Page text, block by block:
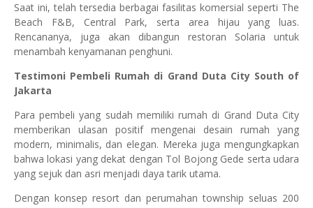
Saat ini, telah tersedia berbagai fasilitas komersial seperti The
Beach F&B, Central Park, serta area hijau yang luas.
Rencananya, juga akan dibangun restoran Solaria untuk
menambah kenyamanan penghuni.
Testimoni Pembeli Rumah di Grand Duta City South of
Jakarta
Para pembeli yang sudah memiliki rumah di Grand Duta City
memberikan ulasan positif mengenai desain rumah yang
modern, minimalis, dan elegan. Mereka juga mengungkapkan
bahwa lokasi yang dekat dengan Tol Bojong Gede serta udara
yang sejuk dan asri menjadi daya tarik utama.
Dengan konsep resort dan perumahan township seluas 200